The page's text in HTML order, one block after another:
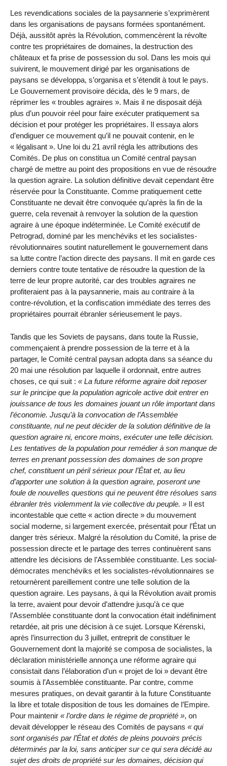
Les revendications sociales de la paysannerie s’exprimèrent
dans les organisations de paysans formées spontanément.
Déjà, aussitôt après la Révolution, commencèrent la révolte
contre tes propriétaires de domaines, la destruction des
châteaux et fa prise de possession du sol. Dans les mois qui
suivirent, le mouvement dirigé par les organisations de
paysans se développa, s’organisa et s’étendit à tout le pays.
Le Gouvernement provisoire décida, dès le 9 mars, de
réprimer les « troubles agraires ». Mais il ne disposait déjà
plus d’un pouvoir réel pour faire exécuter pratiquement sa
décision et pour protéger les propriétaires. Il essaya alors
d’endiguer ce mouvement qu’il ne pouvait contenir, en le
« légalisant ». Une loi du 21 avril régla les attributions des
Comités. De plus on constitua un Comité central paysan
chargé de mettre au point des propositions en vue de résoudre
la question agraire. La solution définitive devait cependant être
réservée pour la Constituante. Comme pratiquement cette
Constituante ne devait être convoquée qu’après la fin de la
guerre, cela revenait à renvoyer la solution de la question
agraire à une époque indéterminée. Le Comité exécutif de
Petrograd, dominé par les menchéviks et les socialistes-
révolutionnaires soutint naturellement le gouvernement dans
sa lutte contre l’action directe des paysans. Il mit en garde ces
derniers contre toute tentative de résoudre la question de la
terre de leur propre autorité, car des troubles agraires ne
profiteraient pas à la paysannerie, mais au contraire à la
contre-révolution, et la confiscation immédiate des terres des
propriétaires pourrait ébranler sérieusement le pays.
Tandis que les Soviets de paysans, dans toute la Russie,
commençaient à prendre possession de la terre et à la
partager, le Comité central paysan adopta dans sa séance du
20 mai une résolution par laquelle il ordonnait, entre autres
choses, ce qui suit :
La future réforme agraire doit reposer
sur le principe que la population agricole active doit entrer en
jouissance de tous les domaines jouant un rôle important dans
l’économie. Jusqu’à la convocation de l’Assemblée
constituante, nul ne peut décider de la solution définitive de la
question agraire ni, encore moins, exécuter une telle décision.
Les tentatives de la population pour remédier à son manque de
terres en prenant possession des domaines de son propre
chef, constituent un péril sérieux pour l’État et, au lieu
d’apporter une solution à la question agraire, poseront une
foule de nouvelles questions qui ne peuvent être résolues sans
ébranler très violemment la vie collective du peuple.
Il est
incontestable que cette « action directe » du mouvement
social moderne, si largement exercée, présentait pour l’État un
danger très sérieux. Malgré la résolution du Comité, la prise de
possession directe et le partage des terres continuèrent sans
attendre les décisions de l’Assemblée constituante. Les social-
démocrates menchéviks et les socialistes-révolutionnaires se
retournèrent pareillement contre une telle solution de la
question agraire. Les paysans, à qui la Révolution avait promis
la terre, avaient pour devoir d’attendre jusqu’à ce que
l’Assemblée constituante dont la convocation était indéfiniment
retardée, ait pris une décision à ce sujet. Lorsque Kérenski,
après l’insurrection du 3 juillet, entreprit de constituer le
Gouvernement dont la majorité se composa de socialistes, la
déclaration ministérielle annonça une réforme agraire qui
consistait dans l’élaboration d’un « projet de loi » devant être
soumis à l’Assemblée constituante. Par contre, comme
mesures pratiques, on devait garantir à la future Constituante
la libre et totale disposition de tous les domaines de l’Empire.
Pour maintenir
l’ordre dans le régime de propriété
, on
devait développer le réseau des Comités de paysans
qui
sont organisés par l’État et dotés de pleins pouvoirs précis
déterminés par la loi, sans anticiper sur ce qui sera décidé au
sujet des droits de propriété sur les domaines, décision qui